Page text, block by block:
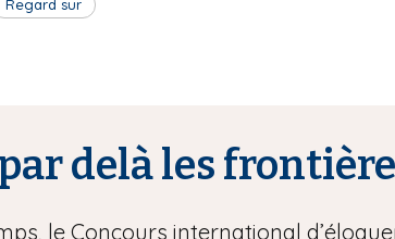
Regard sur
delà les
le Concours international